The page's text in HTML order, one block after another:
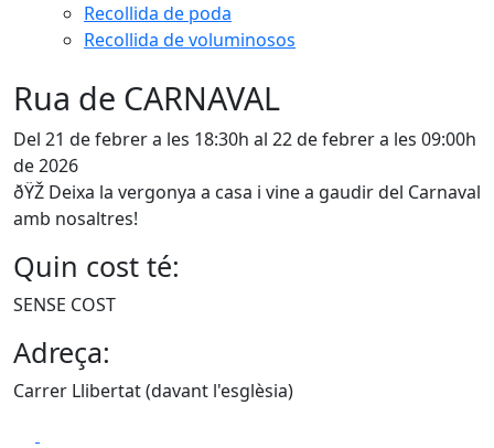
Recollida de poda
Recollida de voluminosos
Rua de CARNAVAL
Del 21 de febrer a les 18:30h al 22 de febrer a les 09:00h
de 2026
ðŸŽ­ Deixa la vergonya a casa i vine a gaudir del Carnaval
amb nosaltres!
Quin cost té:
SENSE COST
Adreça:
Carrer Llibertat (davant l'esglèsia)